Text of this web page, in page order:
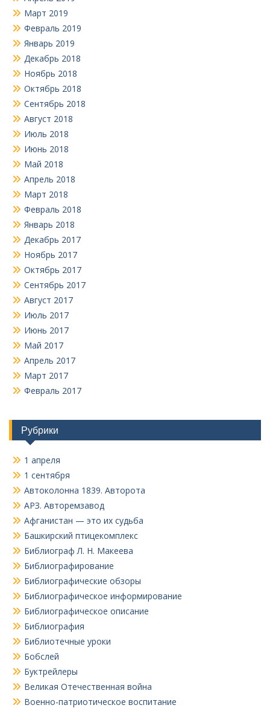
Март 2019
Февраль 2019
Январь 2019
Декабрь 2018
Ноябрь 2018
Октябрь 2018
Сентябрь 2018
Август 2018
Июль 2018
Июнь 2018
Май 2018
Апрель 2018
Март 2018
Февраль 2018
Январь 2018
Декабрь 2017
Ноябрь 2017
Октябрь 2017
Сентябрь 2017
Август 2017
Июль 2017
Июнь 2017
Май 2017
Апрель 2017
Март 2017
Февраль 2017
Рубрики
1 апреля
1 сентября
Автоколонна 1839. Авторота
АРЗ. Авторемзавод
Афганистан — это их судьба
Башкирский птицекомплекс
Библиограф Л. Н. Макеева
Библиографирование
Библиографические обзоры
Библиографическое информирование
Библиографическое описание
Библиография
Библиотечные уроки
Бобслей
Буктрейлеры
Великая Отечественная война
Военно-патриотическое воспитание